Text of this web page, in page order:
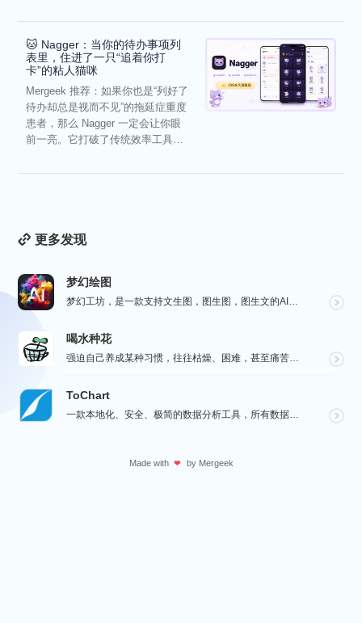
🐱 Nagger：当你的待办事项列
表里，住进了一只“追着你打
卡”的粘人猫咪
Mergeek 推荐：如果你也是“列好了
待办却总是视而不见”的拖延症重度
患者，那么 Nagger 一定会让你眼
前一亮。它打破了传统效率工具冰
更多发现
梦幻绘图
梦幻工坊，是一款支持文生图，图生图，图生文的AI绘图工具，不需要魔法就可以使用各种 AI 工具，也不...
喝水种花
强迫自己养成某种习惯，往往枯燥、困难，甚至痛苦。而喝水种花旨在通过种花这种游戏的方式，让您在养成喝水...
ToChart
一款本地化、安全、极简的数据分析工具，所有数据处理均在您的设备上完成，绝不离开本地。Windows、...
Made with ❤ by Mergeek